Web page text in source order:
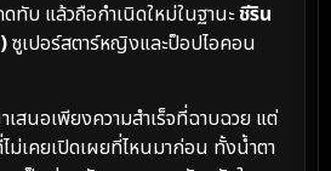
ทับ แล้วถือกำเนิดใหม่ในฐานะชีริน
ซูเปอร์สตาร์หญิงและป็อปไอคอน
สนอเพียงความสำเร็จที่ฉาบฉวย แต่
ม่เคยเปิดเผยที่ไหนมาก่อน ทั้งน้ำตา